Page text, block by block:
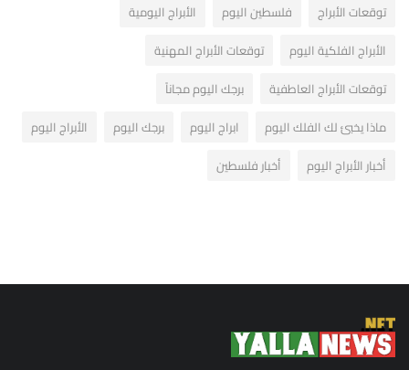
توقعات الأبراج
فلسطين اليوم
الأبراج اليومية
الأبراج الفلكية اليوم
توقعات الأبراج المهنية
توقعات الأبراج العاطفية
برجك اليوم مجاناً
ماذا يخبئ لك الفلك اليوم
ابراج اليوم برجك اليوم
الأبراج اليوم
أخبار الأبراج اليوم
أخبار فلسطين